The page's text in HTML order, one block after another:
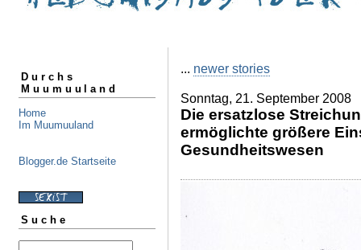
Durchs
Muumuuland
Home
Im Muumuuland
Blogger.de Startseite
Suche
... newer stories
Sonntag, 21. September 2008
Die ersatzlose
ermöglichte größere
Gesundheitswesen